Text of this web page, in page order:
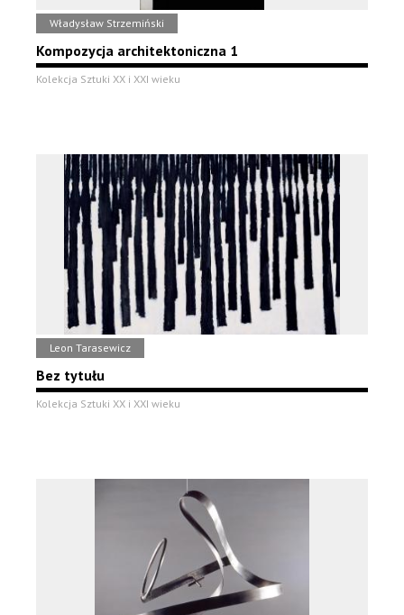
Władysław Strzemiński
Kompozycja architektoniczna 1
Kolekcja Sztuki XX i XXI wieku
Leon Tarasewicz
Bez tytułu
Kolekcja Sztuki XX i XXI wieku